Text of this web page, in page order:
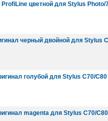
цветной для Stylus Photo/
черный двойной для Stylus
голубой для Stylus C70/С80
magenta для Stylus C70/С80